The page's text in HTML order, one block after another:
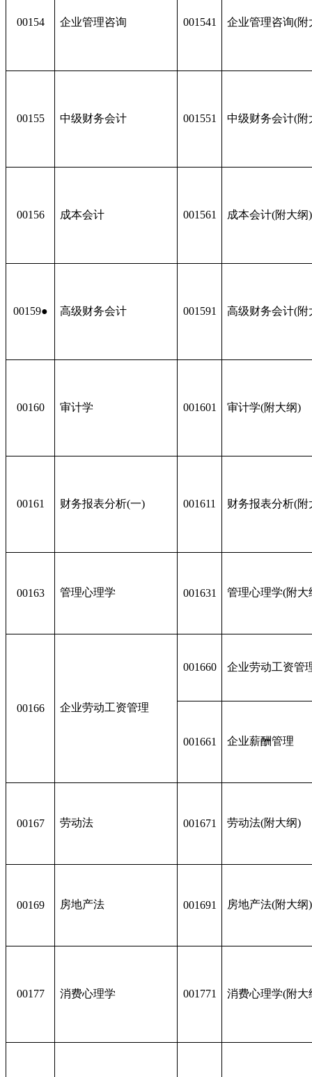
00154 企业管理咨询 001541 企业管理咨询(附
00155 中级财务会计 001551 中级财务会计(附
00156 成本会计 001561 成本会计(附大纲)
00159● 高级财务会计 001591 高级财务会计(附
00160 审计学 001601 审计学(附大纲)
00161 财务报表分析(一) 001611 财务报表分析(附
00163 管理心理学 001631 管理心理学(附大
00166 企业劳动工资管理
001660 企业劳动工资管
001661 企业薪酬管理
00167 劳动法 001671 劳动法(附大纲)
00169 房地产法 001691 房地产法(附大纲)
00177 消费心理学 001771 消费心理学(附大